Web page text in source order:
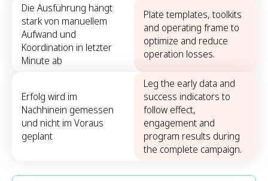
Die Ausführung hängt
stark von manuellem
Aufwand und
Koordination in letzter
Minute ab
Plate templates, toolkits
and operating frame to
optimize and reduce
operation losses.
Erfolg wird im
Nachhinein gemessen
und nicht im Voraus
geplant
Leg the early data and
success indicators to
follow effect,
engagement and
program results during
the complete campaign.